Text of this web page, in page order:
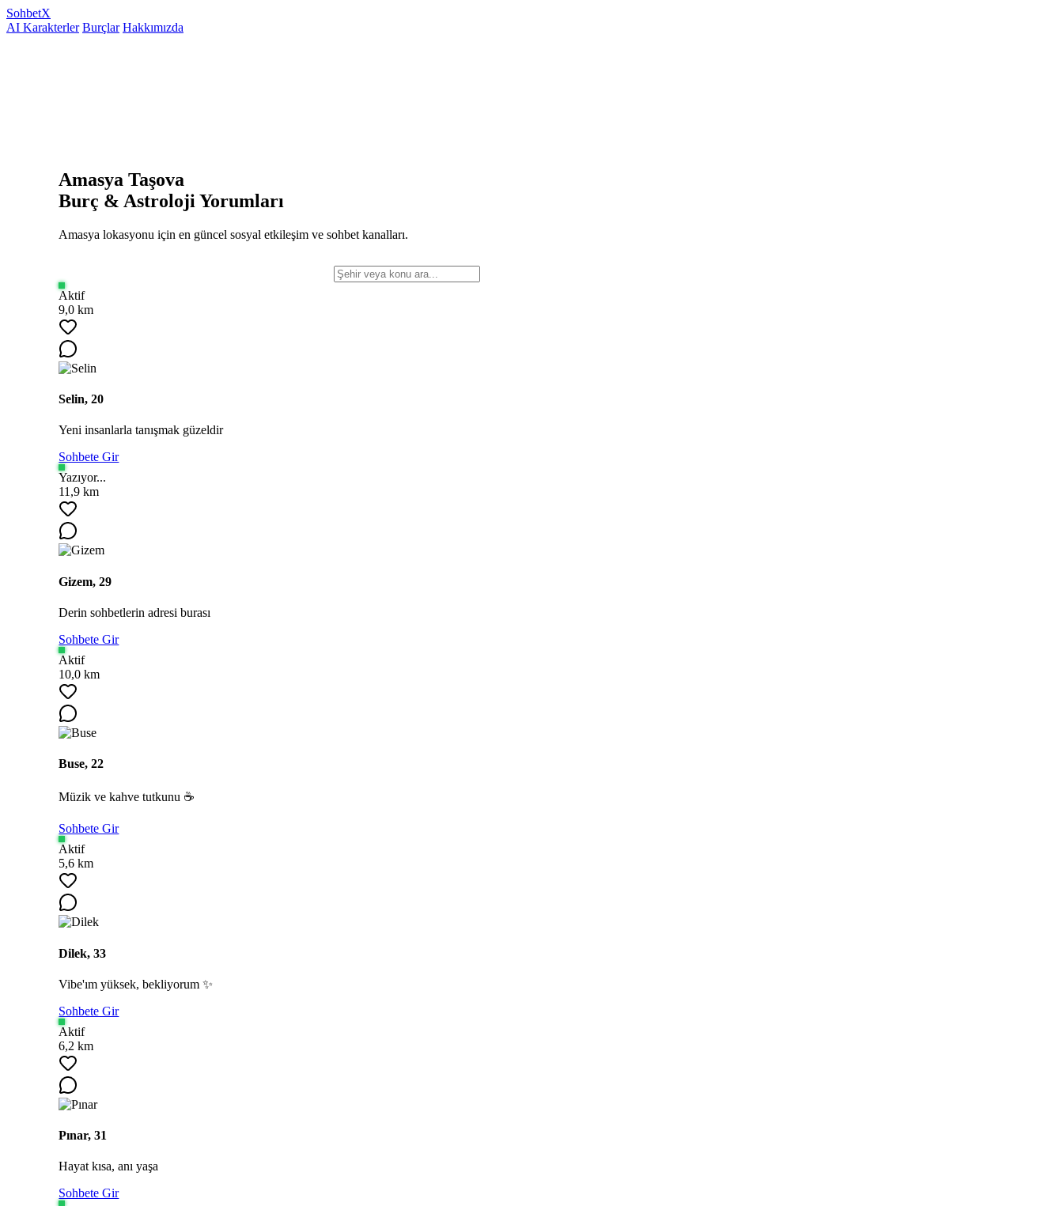
SohbetX
AI Karakterler Burçlar Hakkımızda
Amasya Taşova
Burç & Astroloji Yorumları
Amasya lokasyonu için en güncel sosyal etkileşim ve sohbet kanalları.
Aktif
9,0 km
Selin, 20
Yeni insanlarla tanışmak güzeldir
Sohbete Gir
Yazıyor...
11,9 km
Gizem, 29
Derin sohbetlerin adresi burası
Sohbete Gir
Aktif
10,0 km
Buse, 22
Müzik ve kahve tutkunu ☕
Sohbete Gir
Aktif
5,6 km
Dilek, 33
Vibe'ım yüksek, bekliyorum ✨
Sohbete Gir
Aktif
6,2 km
Pınar, 31
Hayat kısa, anı yaşa
Sohbete Gir